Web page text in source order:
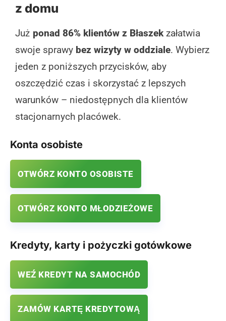
z domu
Już ponad 86% klientów z Błaszekzałatwia
swoje sprawy bez wizyty w oddziale. Wybierz
jeden z poniższych przycisków, aby
oszczędzić czas i skorzystać z lepszych
warunków – niedostępnych dla klientów
stacjonarnych placówek.
Konta osobiste
OTWÓRZ KONTO OSOBISTE
OTWÓRZ KONTO MŁODZIEŻOWE
Kredyty, karty i pożyczki gotówkowe
WEŹ KREDYT NA SAMOCHÓD
ZAMÓW KARTĘ KREDYTOWĄ